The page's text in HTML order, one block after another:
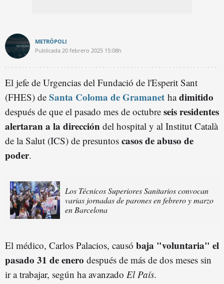
METRÓPOLI
Publicada 20 febrero 2025 15:08h
El jefe de Urgencias del Fundació de l'Esperit Sant
(FHES) de Santa Coloma de Gramanet hadimitido
después de que el pasado mes de octubre seis residentes
alertaran a la dirección del hospital y al Institut Català
de la Salut (ICS) de presuntos casos de abuso de
poder.
Los Técnicos Superiores Sanitarios convocan
varias jornadas de parones en febrero y marzo
en Barcelona
El médico, Carlos Palacios, causó baja "voluntaria" el
pasado 31 de enero después de más de dos meses sin
ir a trabajar, según ha avanzado El País.